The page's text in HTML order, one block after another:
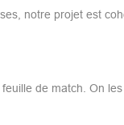
notre projet est
de match. On